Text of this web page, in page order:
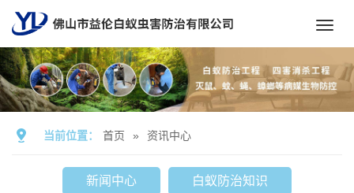
当前位置： 首页 » 资讯中心
新闻中心 白蚁防治知识